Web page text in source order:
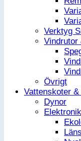
Verktyg
Vindrutor
Övrigt
Vattenskoter
Dynor
Elektronik